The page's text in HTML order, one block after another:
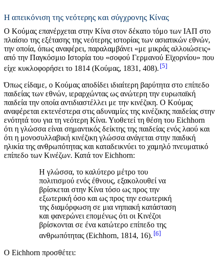
Η απεικόνιση της νεότερης και σύγχρονης Κίνας
Ο Κούμας επανέρχεται στην Κίνα στον δέκατο τόμο των ΙΑΠ στο
πλαίσιο της εξέτασης της νεότερης ιστορίας των ασιατικών εθνών,
την οποία, όπως αναφέρει, παραλαμβάνει «με μικράς αλλοιώσεις»
από την Παγκόσμιο Ιστορία του «σοφού Γερμανού Εϊχορνίου» που
είχε κυκλοφορήσει το 1814 (Κούμας, 1831, 408). 5
Όπως είδαμε, ο Κούμας αποδίδει ιδιαίτερη βαρύτητα στο επίπεδο
παιδείας των εθνών, ιεραρχώντας ως ανώτερη την ευρωπαϊκή
παιδεία την οποία αντιδιαστέλλει με την κινέζικη. Ο Κούμας
αναφέρεται εκτενέστερα στις αδυναμίες της κινέζικης παιδείας στην
ενότητά του για τη νεότερη Κίνα. Υιοθετεί τη θέση του Eichhorn
ότι η γλώσσα είναι σημαντικός δείκτης της παιδείας ενός λαού και
ότι η μονοσυλλαβική κινέζικη γλώσσα ανάγεται στην παιδική
ηλικία της ανθρωπότητας και καταδεικνύει το χαμηλό πνευματικό
επίπεδο των Κινέζων. Κατά τον Eichhorn:
Η γλώσσα, το καλύτερο μέτρο του
πολιτισμού ενός έθνους, εξακολουθεί να
βρίσκεται στην Κίνα τόσο ως προς την
εξωτερική όσο και ως προς την εσωτερική
της διαμόρφωση σε μια νηπιακή κατάσταση
και φανερώνει επομένως ότι οι Κινέζοι
βρίσκονται σε ένα κατώτερο επίπεδο της
ανθρωπότητας (Eichhorn, 1814, 16). 6
Ο Eichhorn προσθέτει: